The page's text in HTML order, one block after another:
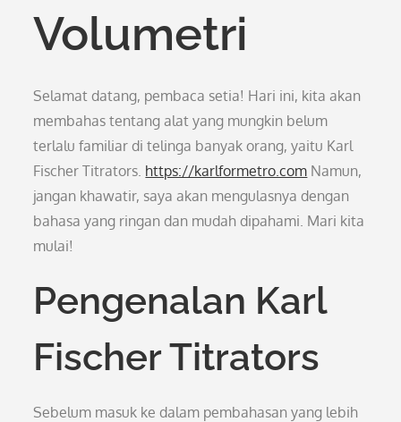
Volumetri
Selamat datang, pembaca setia! Hari ini, kita akan
membahas tentang alat yang mungkin belum
terlalu familiar di telinga banyak orang, yaitu Karl
Fischer Titrators. https://karlformetro.com Namun,
jangan khawatir, saya akan mengulasnya dengan
bahasa yang ringan dan mudah dipahami. Mari kita
mulai!
Pengenalan Karl
Fischer Titrators
Sebelum masuk ke dalam pembahasan yang lebih